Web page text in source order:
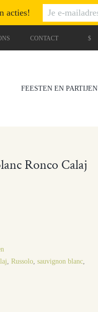
CONTACT $
FEESTEN EN PARTIJEN
Ronco Calaj
,Russolo ,sauvignon blanc
acties!